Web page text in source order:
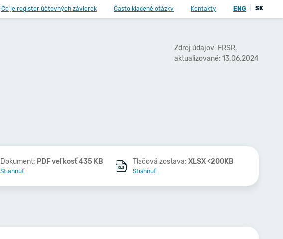
Čo je register účtovných závierok Často kladené otázky Kontakty ENG SK
Zdroj údajov: FRSR,
aktualizované: 13.06.2024
Dokument: PDF veľkosť 435 KB
Stiahnuť
Tlačová zostava:XLSX <200KB
Stiahnuť